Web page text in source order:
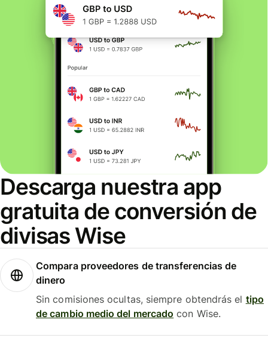
Descarga nuestra app
gratuita de conversión de
divisas Wise
Compara proveedores de transferencias de
dinero
Sin comisiones ocultas, siempre obtendrás el tipo
de cambio medio del mercado con Wise.